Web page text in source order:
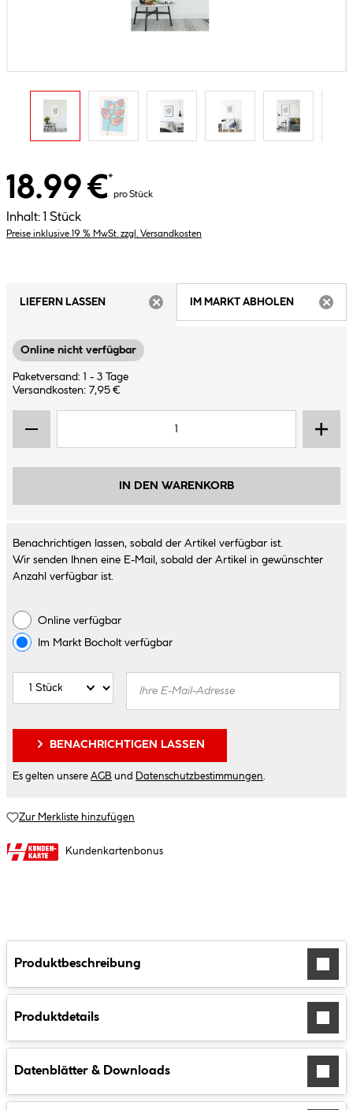
18.99 €*
pro Stück
Inhalt: 1 Stück
Preise inklusive 19 % MwSt. zzgl. Versandkosten
LIEFERN LASSEN
IM MARKT ABHOLEN
Online nicht verfügbar
Paketversand: 1 - 3 Tage
Versandkosten: 7,95 €
IN DEN WARENKORB
Benachrichtigen lassen, sobald der Artikel verfügbar ist.
Wir senden Ihnen eine E-Mail, sobald der Artikel in gewünschter
Anzahl verfügbar ist.
Online verfügbar
Im Markt Bocholtverfügbar
BENACHRICHTIGEN LASSEN
Es gelten unsere AGB und Datenschutzbestimmungen
Zur Merkliste hinzufügen
Kundenkartenbonus
Produktbeschreibung
Produktdetails
Datenblätter & Downloads